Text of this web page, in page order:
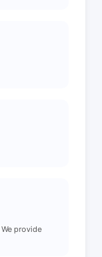
provide